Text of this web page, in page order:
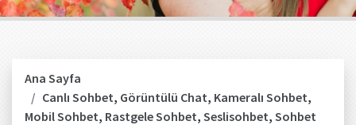
Ana Sayfa
Canlı Sohbet, Görüntülü Chat, Kameralı Sohbet,
Mobil Sohbet, Rastgele Sohbet, Seslisohbet, Sohbet